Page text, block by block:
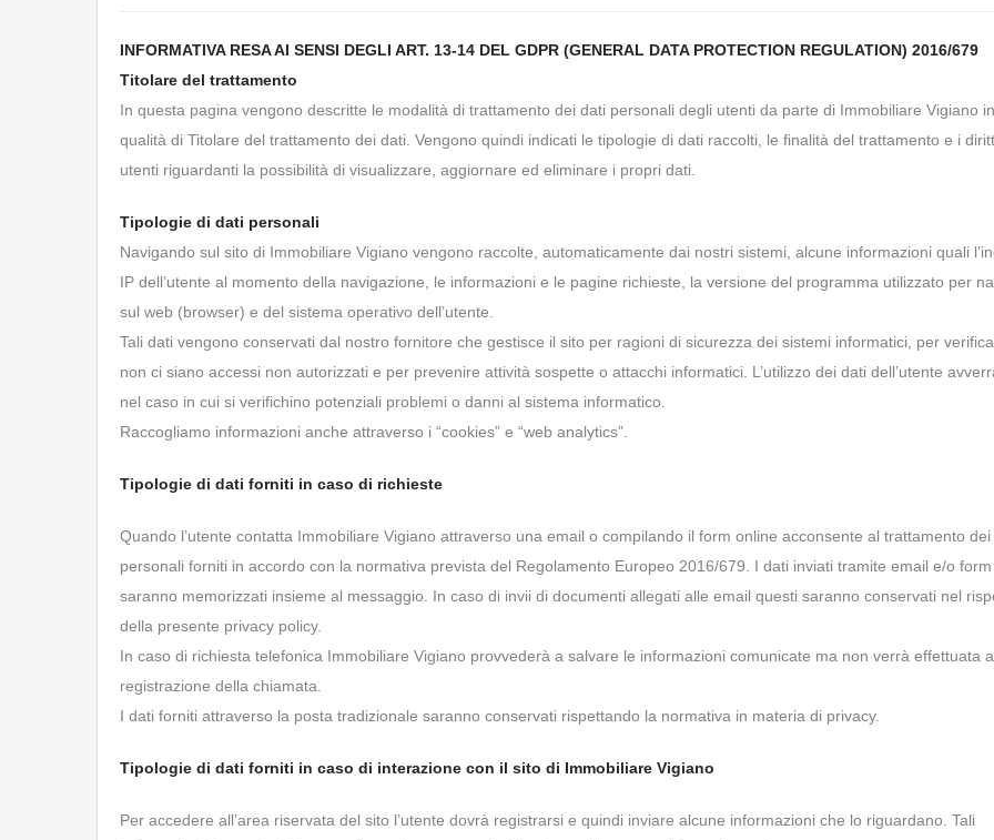
INFORMATIVA RESA AI SENSI DEGLI ART. 13-14 DEL GDPR (GENERAL DATA PROTECTION REGULATION) 2016/679
Titolare del trattamento
In questa pagina vengono descritte le modalità di trattamento dei dati personali degli utenti da parte di Immobiliare Vigiano in
qualità di Titolare del trattamento dei dati. Vengono quindi indicati le tipologie di dati raccolti, le finalità del trattamento e i
utenti riguardanti la possibilità di visualizzare, aggiornare ed eliminare i propri dati.
Tipologie di dati personali
Navigando sul sito di Immobiliare Vigiano vengono raccolte, automaticamente dai nostri sistemi, alcune informazioni quali
IP dell’utente al momento della navigazione, le informazioni e le pagine richieste, la versione del programma utilizzato per
sul web (browser) e del sistema operativo dell’utente.
Tali dati vengono conservati dal nostro fornitore che gestisce il sito per ragioni di sicurezza dei sistemi informatici, per
non ci siano accessi non autorizzati e per prevenire attività sospette o attacchi informatici. L’utilizzo dei dati dell’utente
nel caso in cui si verifichino potenziali problemi o danni al sistema informatico.
Raccogliamo informazioni anche attraverso i “cookies” e “web analytics”.
Tipologie di dati forniti in caso di richieste
Quando l’utente contatta Immobiliare Vigiano attraverso una email o compilando il form online acconsente al trattamento dei
personali forniti in accordo con la normativa prevista del Regolamento Europeo 2016/679. I dati inviati tramite email e/o
saranno memorizzati insieme al messaggio. In caso di invii di documenti allegati alle email questi saranno conservati nel
della presente privacy policy.
In caso di richiesta telefonica Immobiliare Vigiano provvederà a salvare le informazioni comunicate ma non verrà effettuata
registrazione della chiamata.
I dati forniti attraverso la posta tradizionale saranno conservati rispettando la normativa in materia di privacy.
Tipologie di dati forniti in caso di interazione con il sito di Immobiliare Vigiano
Per accedere all’area riservata del sito l’utente dovrà registrarsi e quindi inviare alcune informazioni che lo riguardano. Tali